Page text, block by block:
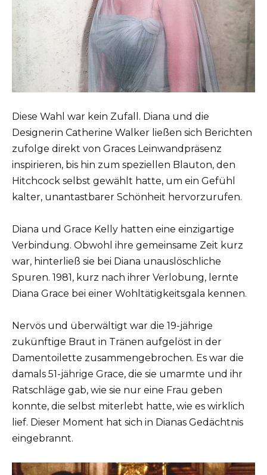
Diese Wahl war kein Zufall. Diana und die
Designerin Catherine Walker ließen sich Berichten
zufolge direkt von Graces Leinwandpräsenz
inspirieren, bis hin zum speziellen Blauton, den
Hitchcock selbst gewählt hatte, um ein Gefühl
kalter, unantastbarer Schönheit hervorzurufen.
Diana und Grace Kelly hatten eine einzigartige
Verbindung. Obwohl ihre gemeinsame Zeit kurz
war, hinterließ sie bei Diana unauslöschliche
Spuren. 1981, kurz nach ihrer Verlobung, lernte
Diana Grace bei einer Wohltätigkeitsgala kennen.
Nervös und überwältigt war die 19-jährige
zukünftige Braut in Tränen aufgelöst in der
Damentoilette zusammengebrochen. Es war die
damals 51-jährige Grace, die sie umarmte und ihr
Ratschläge gab, wie sie nur eine Frau geben
konnte, die selbst miterlebt hatte, wie es wirklich
lief. Dieser Moment hat sich in Dianas Gedächtnis
eingebrannt.